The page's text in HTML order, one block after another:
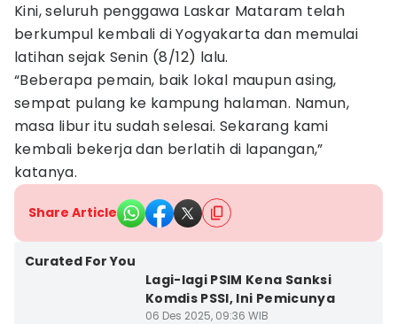
Kini, seluruh penggawa Laskar Mataram telah
berkumpul kembali di Yogyakarta dan memulai
latihan sejak Senin (8/12) lalu.
“Beberapa pemain, baik lokal maupun asing,
sempat pulang ke kampung halaman. Namun,
masa libur itu sudah selesai. Sekarang kami
kembali bekerja dan berlatih di lapangan,”
katanya.
Share Article
Curated For You
Lagi-lagi PSIM Kena Sanksi
Komdis PSSI, Ini Pemicunya
06 Des 2025, 09:36 WIB